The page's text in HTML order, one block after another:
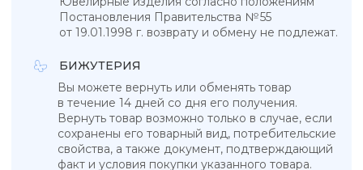
УКРАШЕНИЯ, ЗАРЯЖЕННЫЕ ЭНЕРГИЕЙ
НЕБА, СОЛНЦА И МОРЯ